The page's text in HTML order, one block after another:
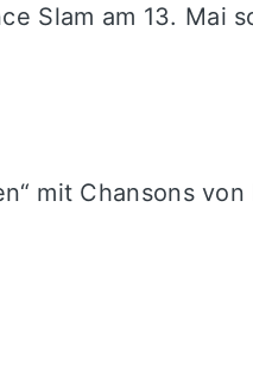
Slam am 13. Mai
mit Chansons von